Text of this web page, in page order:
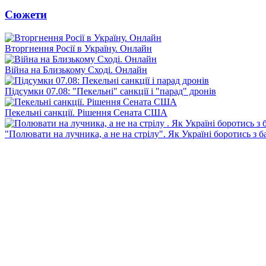
Сюжети
Вторгнення Росії в Україну. Онлайн
Війна на Близькому Сході. Онлайн
Підсумки 07.08: "Пекельні" санкції і "парад" дронів
Пекельні санкції. Рішення Сената США
"Полювати на лучника, а не на стрілу". Як Україні боротись з